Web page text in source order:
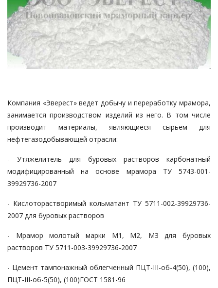
Компания «Эверест» ведет добычу и переработку мрамора,
занимается производством изделий из него. В том числе
производит материалы, являющиеся сырьем для
нефтегазодобывающей отрасли:
- Утяжелитель для буровых растворов карбонатный
модифицированный на основе мрамора ТУ 5743-001-
39929736-2007
- Кислоторастворимый кольматант ТУ 5711-002-39929736-
2007 для буровых растворов
- Мрамор молотый марки М1, М2, МЗ для буровых
растворов ТУ 5711-003-39929736-2007
- Цемент тампонажный облегченный ПЦТ-III-об-4(50), (100),
ПЦТ-III-об-5(50), (100)ГОСТ 1581-96